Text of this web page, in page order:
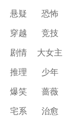
悬疑 恐怖
穿越 竞技
剧情 大女主
推理 少年
爆笑 蔷薇
宅系 治愈